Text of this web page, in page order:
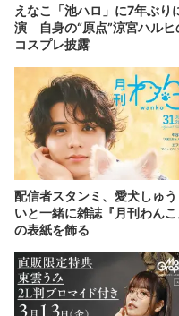
えなこ「池ハロ」に7年ぶり
演 自身の“原点”涼宮ハルヒ
コスプレ披露
配信者スタンミ、愛犬しゅう
いと一緒に雑誌『月刊わんこ
の表紙を飾る